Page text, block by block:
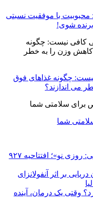
محبوبیت با موفقیت نسبتی
برنده شوی!
چگونه غذاهای فوق
می اندازند؟
شما
رکوردشکنی تاریخی «مرد عنکبوتی: روزی نو»؛ افتتاحیه ۹۲۷
بر اثر آنفولانزای
وقتی یک درمان، آینده